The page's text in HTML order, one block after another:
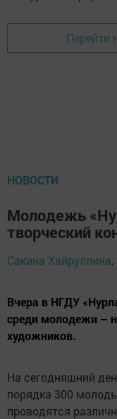
Перейти
НОВОСТИ
Молодежь
творческий
Сакина Хайруллина,
Вчера в НГДУ
среди молодежи –
художников.
На сегодняшний
порядка 300
проводятся